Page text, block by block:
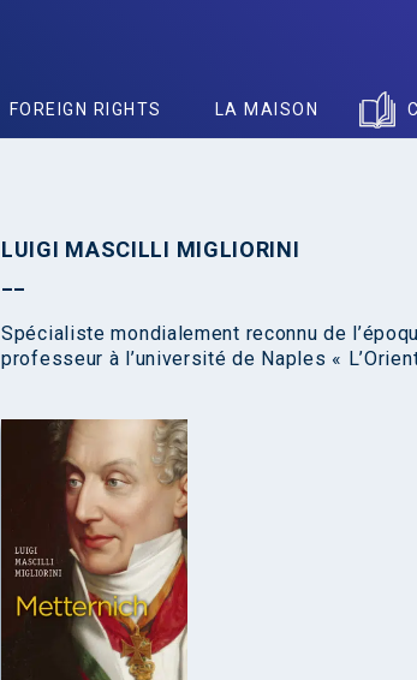
FOREIGN RIGHTS LA MAISON
LUIGI MASCILLI MIGLIORINI
Spécialiste mondialement reconnu de
professeur à l’université de Naples «